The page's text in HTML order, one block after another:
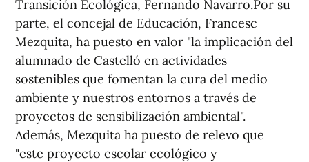
Transición Ecológica, Fernando Navarro.Por su
parte, el concejal de Educación, Francesc
Mezquita, ha puesto en valor "la implicación del
alumnado de Castelló en actividades
sostenibles que fomentan la cura del medio
ambiente y nuestros entornos a través de
proyectos de sensibilización ambiental".
Además, Mezquita ha puesto de relevo que
"este proyecto escolar ecológico y